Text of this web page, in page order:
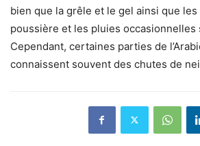
bien que la grêle et le gel ainsi que
poussière et les pluies occasionnelles
Cependant, certaines parties de
connaissent souvent des chutes de